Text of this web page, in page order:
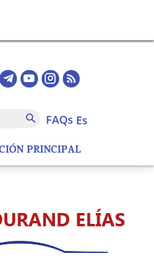
PRINCIPAL
home
FAQs
FAQs es
ELÍAS